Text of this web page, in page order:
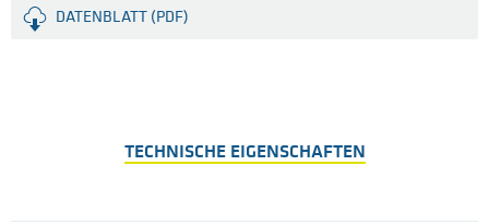
DATENBLATT (PDF)
TECHNISCHE EIGENSCHAFTEN